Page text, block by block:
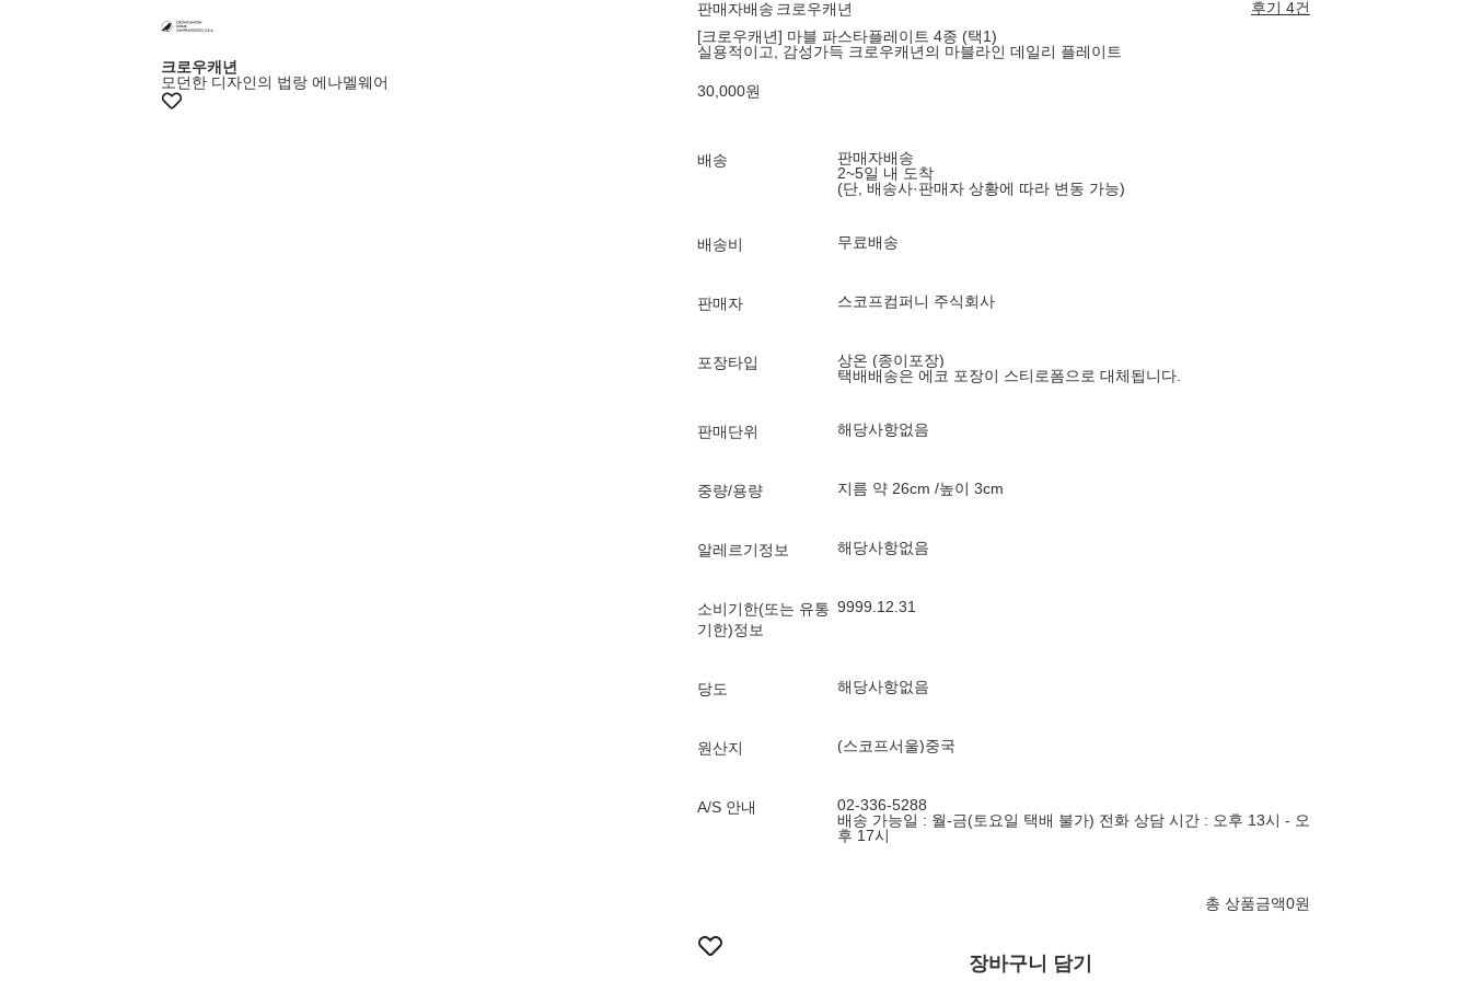
멤버스15%쿠폰
크로우캐년
모던한 디자인의 법랑 에나멜웨어
판매자배송 크로우캐년
후기 4건
[크로우캐년] 마블 파스타플레이트 4종 (택1)
실용적이고, 감성가득 크로우캐년의 마블라인 데일리 플레이트
30,000원
배송
판매자배송
2~5일 내 도착
(단, 배송사·판매자 상황에 따라 변동 가능)
배송비 무료배송
판매자 스코프컴퍼니 주식회사
포장타입
상온 (종이포장)
택배배송은 에코 포장이 스티로폼으로 대체됩니다.
판매단위 해당사항없음
중량/용량 지름 약 26cm /높이 3cm
알레르기정보 해당사항없음
소비기한(또는 유통
기한)정보
9999.12.31
당도 해당사항없음
원산지 (스코프서울)중국
A/S 안내
02-336-5288
배송 가능일 : 월-금(토요일 택배 불가) 전화 상담 시간 : 오후 13시 - 오
후 17시
총 상품금액0원
장바구니 담기